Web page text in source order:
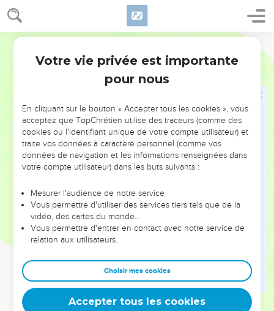
Deutéronome Introduction
dans les anciens traités du Moyen-Orient, le « traité »
d’alliance du Deutéronome se conclut par les sanctions de
l’alliance (ch.27 à 30). Elles précisent les conditions de la
bénédiction et de la malédiction par l’Eternel, et se
(30.15-20). Viennent enfin les derniers actes de la vie de
Moïse, qui meurt sans avoir pu pénétrer dans le Pays promis
(ch.31 à 34).
Le Deutéronome est certainement ce « livre de la Loi » (2 R
22.11) qui a été retrouvé sous Josias lors de la réfection du
politique entreprise par le roi. Jérémie, contemporain de
Josias, y a puis son insistance sur l’intériorisation de la Loi, à
laquelle l’adorateur de Dieu obéit par un mouvement du
cœur (Dt 30.2,6,14 ; Jr 4.4 ; 31.33 ; 32.39). Et Jésus, le
(18.18), devait méditer sur ce livre lorsqu’au désert, par trois
fois, il y a puisé les paroles qu’il a opposées au tentateur (Mt
4.1-11).
Votre vie privée est importante
pour nous
En cliquant sur le bouton « Accepter tous les cookies », vous
acceptez que TopChrétien utilise des traceurs (comme des
cookies ou l'identifiant unique de votre compte utilisateur) et
traite vos données à caractère personnel (comme vos
données de navigation et les informations renseignées dans
votre compte utilisateur) dans les buts suivants :
Mesurer l'audience de notre service
Vous permettre d'utiliser des services tiers tels que de la
vidéo, des cartes du monde…
Vous permettre d'entrer en contact avec notre service de
relation aux utilisateurs.
Choisir mes cookies
Accepter tous les cookies